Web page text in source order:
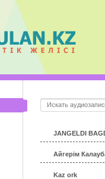
JANGELDI
Айгерім
Kaz ork